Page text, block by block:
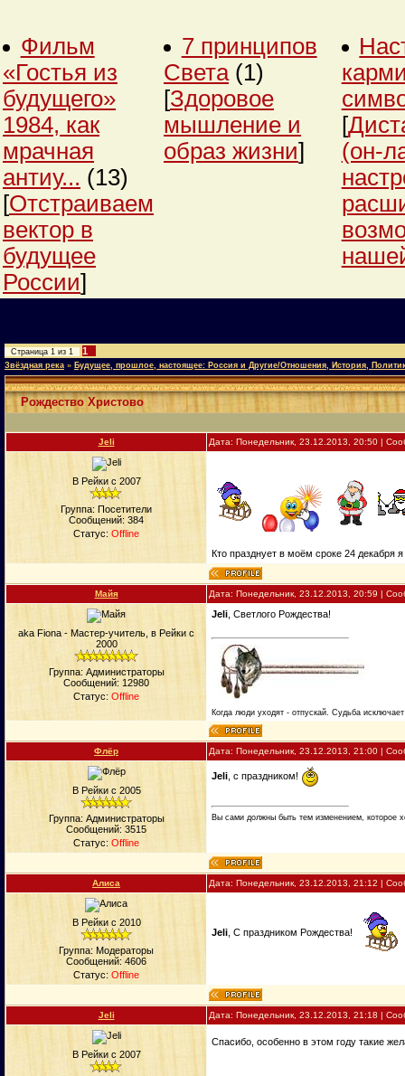
Фильм
«Гостья из
будущего»
1984, как
мрачная
антиу... (13)
[Отстраиваем
вектор в
будущее
России]
7 принципов
Света (1)
[Здоровое
мышление и
образ жизни]
[
(он-
Страница 1 из 1 1
Звёздная река » Будущее, прошлое, настоящее: Россия и Другие/Отношения, История,
Рождество Христово
Jeli Дата: Понедельник, 23.12.2013, 20:50 |
В Рейки с 2007
Группа: Посетители
Сообщений: 384
Статус: Offline
Кто празднует в моём сроке 24 декабря
Майя Дата: Понедельник, 23.12.2013, 20:59 |
aka Fiona - Мастер-учитель, в Рейки с
2000
Группа: Администраторы
Сообщений: 12980
Статус: Offline
Jeli , Светлого Рождества!
Когда люди уходят - отпускай. Судьба
Флёр Дата: Понедельник, 23.12.2013, 21:00 |
В Рейки с 2005
Группа: Администраторы
Сообщений: 3515
Статус: Offline
Jeli , с праздником!
Вы сами должны быть тем изменением, которое
Алиса Дата: Понедельник, 23.12.2013, 21:12 |
В Рейки с 2010
Группа: Модераторы
Сообщений: 4606
Статус: Offline
Jeli , С праздником Рождества!
Jeli Дата: Понедельник, 23.12.2013, 21:18 |
В Рейки с 2007
Спасибо, особенно в этом годy такие